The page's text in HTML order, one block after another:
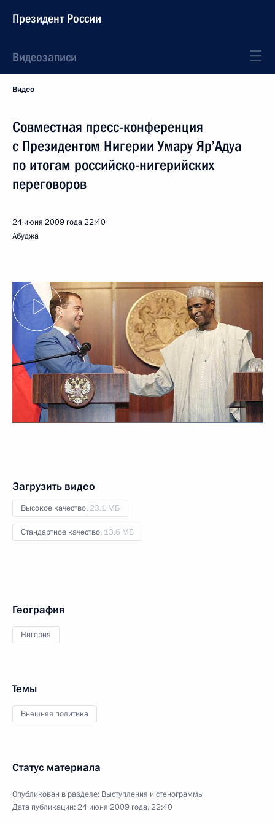
Президент России
Видеозаписи
Видео
Совместная пресс-конференция
с Президентом Нигерии Умару Яр’Адуа
по итогам российско-нигерийских
переговоров
24 июня 2009 года22:40
Абуджа
Загрузить видео
Высокое качество, 23.1 МБ
Стандартное качество, 13.6 МБ
География
Нигерия
Темы
Внешняя политика
Статус материала
Опубликован в разделе: Выступления и стенограммы
Дата публикации:24 июня 2009 года, 22:40